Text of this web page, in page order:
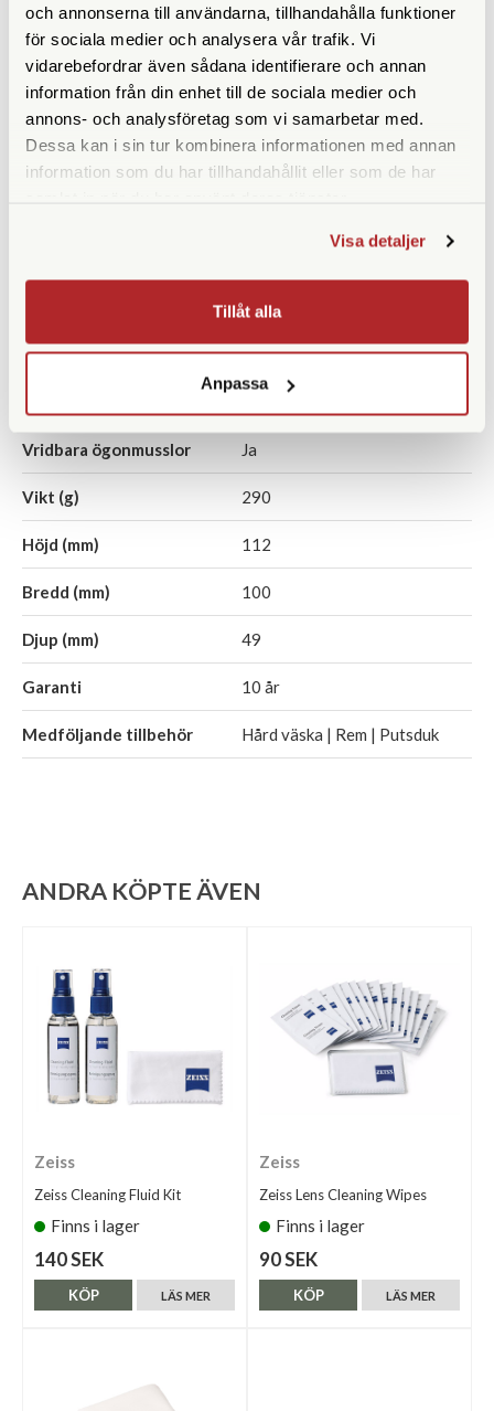
och annonserna till användarna, tillhandahålla funktioner
för sociala medier och analysera vår trafik. Vi
vidarebefordrar även sådana identifierare och annan
information från din enhet till de sociala medier och
annons- och analysföretag som vi samarbetar med.
Dessa kan i sin tur kombinera informationen med annan
information som du har tillhandahållit eller som de har
Visa detaljer
Tillåt alla
Anpassa
Utträdespupill (mm) 2,5
Synfält (º) 6,1
Synfält på 1000 m 105
Fokuseringstyp Centrumfokus
Ögonavstånd/Eye relief
16,5
Vridbara ögonmusslor Ja
Vikt (g) 290
Höjd (mm) 112
Bredd (mm) 100
Djup (mm) 49
Garanti 10 år
Medföljande tillbehör Hård väska | Rem | Putsduk
ANDRA KÖPTE ÄVEN
Zeiss
Zeiss Cleaning Fluid Kit
Finns i lager
140 SEK
LÄS MER
KÖP
Zeiss
Zeiss Lens Cleaning Wipes
Finns i lager
90 SEK
LÄS MER
KÖP